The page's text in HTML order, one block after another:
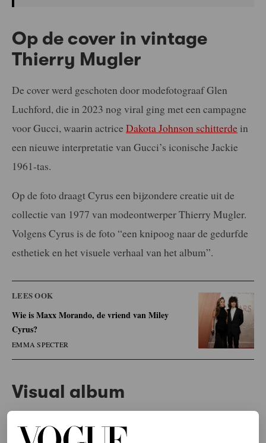
Op de cover in vintage
Thierry Mugler
De cover werd geschoten door modefotograaf Glen
Luchford, die in 2023 nog viral ging met een campagne
voor Gucci, waarin actrice Dakota Johnson schitterde in
een nieuwe interpretatie van Gucci’s iconische Jackie
1961-tas.
Op de foto draagt Cyrus een bijzondere creatie uit de
collectie van 1977 van modeontwerper Thierry Mugler.
Volgens Cyrus is de foto “een knipoog naar de gedurfde
esthetiek en het visuele verhaal van het album”.
LEES OOK
Wie is Maxx Morando, de vriend van Miley
Cyrus?
EMMA SPECTER
Visual album